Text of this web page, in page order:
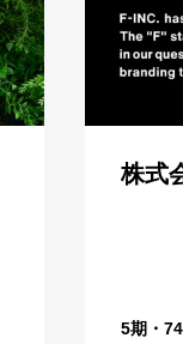
株式
5期・